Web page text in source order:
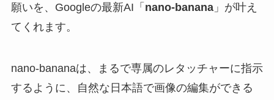
願いを、Googleの最新AI「 nano-banana」が叶え
てくれます。
nano-bananaは、まるで専属のレタッチャーに指示
するように、自然な日本語で画像の編集ができる